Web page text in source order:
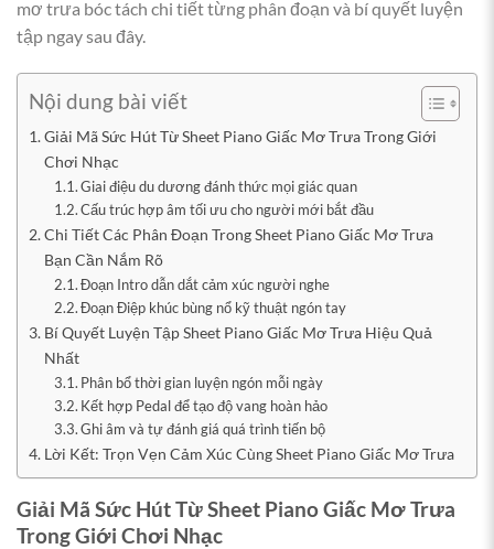
mơ trưa bóc tách chi tiết từng phân đoạn và bí quyết luyện
tập ngay sau đây.
Nội dung bài viết
Giải Mã Sức Hút Từ Sheet Piano Giấc Mơ Trưa Trong Giới
Chơi Nhạc
Giai điệu du dương đánh thức mọi giác quan
Cấu trúc hợp âm tối ưu cho người mới bắt đầu
Chi Tiết Các Phân Đoạn Trong Sheet Piano Giấc Mơ Trưa
Bạn Cần Nắm Rõ
Đoạn Intro dẫn dắt cảm xúc người nghe
Đoạn Điệp khúc bùng nổ kỹ thuật ngón tay
Bí Quyết Luyện Tập Sheet Piano Giấc Mơ Trưa Hiệu Quả
Nhất
Phân bổ thời gian luyện ngón mỗi ngày
Kết hợp Pedal để tạo độ vang hoàn hảo
Ghi âm và tự đánh giá quá trình tiến bộ
Lời Kết: Trọn Vẹn Cảm Xúc Cùng Sheet Piano Giấc Mơ Trưa
Giải Mã Sức Hút Từ Sheet Piano Giấc Mơ Trưa
Trong Giới Chơi Nhạc